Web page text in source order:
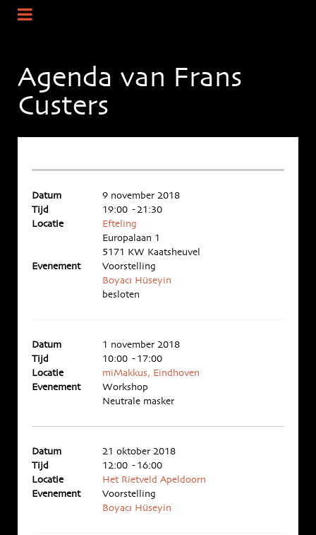
Agenda van Frans
Custers
Datum
9 november 2018
Tijd
19:00 - 21:30
Locatie
Efteling
Europalaan 1
5171 KW Kaatsheuvel
Evenement
Voorstelling
Boyacı Hüseyin
besloten
Datum
1 november 2018
Tijd
10:00 - 17:00
Locatie
miMakkus, Eindhoven
Evenement
Workshop
Neutrale masker
Datum
21 oktober 2018
Tijd
12:00 - 16:00
Locatie
Het Rietveld Apeldoorn
Evenement
Voorstelling
Boyacı Hüseyin